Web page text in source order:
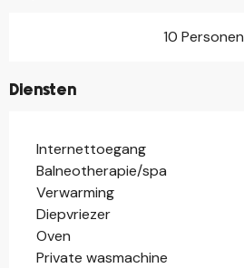
10 Personen
Diensten
Internettoegang
Balneotherapie/spa
Verwarming
Diepvriezer
Oven
Private wasmachine